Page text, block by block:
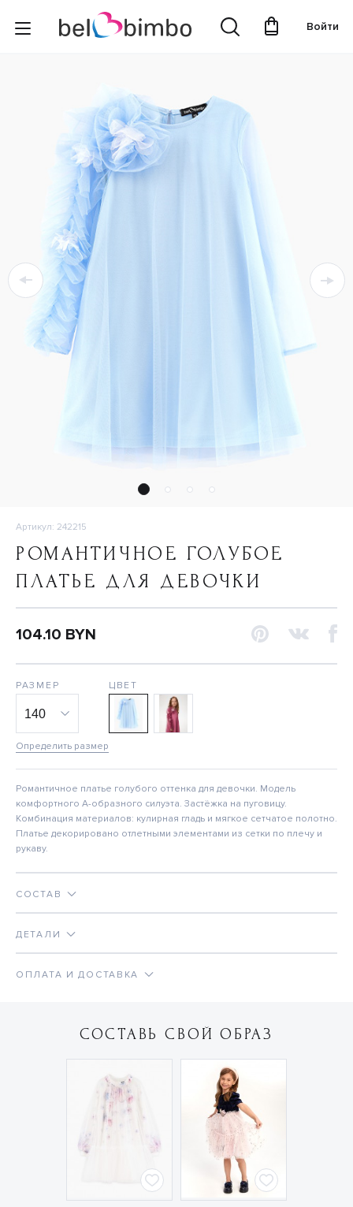
Войти
Артикул: 242215
РОМАНТИЧНОЕ ГОЛУБОЕ
ПЛАТЬЕ ДЛЯ ДЕВОЧКИ
104.10 BYN
РАЗМЕР
Определить размер
ЦВЕТ
Романтичное платье голубого оттенка для девочки. Модель
комфортного А-образного силуэта. Застёжка на пуговицу.
Комбинация материалов: кулирная гладь и мягкое сетчатое полотно.
Платье декорировано отлетными элементами из сетки по плечу и
рукаву.
СОСТАВ
ДЕТАЛИ
ОПЛАТА И ДОСТАВКА
СОСТАВЬ СВОЙ ОБРАЗ